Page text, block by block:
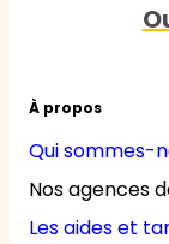
À propos
Qui sommes-
Nos agences
Les aides et